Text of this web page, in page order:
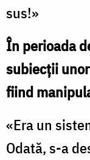
sus!»
În perioada
subiecții
fiind
«Era un
Odată, s-a